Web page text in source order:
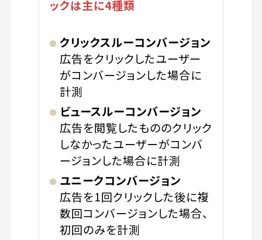
ックは主に4種類
クリックスルーコンバージョン
広告をクリックしたユーザー
がコンバージョンした場合に
計測
ビュースルーコンバージョン
広告を閲覧したもののクリック
しなかったユーザーがコンバ
ージョンした場合に計測
ユニークコンバージョン
広告を1回クリックした後に複
数回コンバージョンした場合、
初回のみを計測